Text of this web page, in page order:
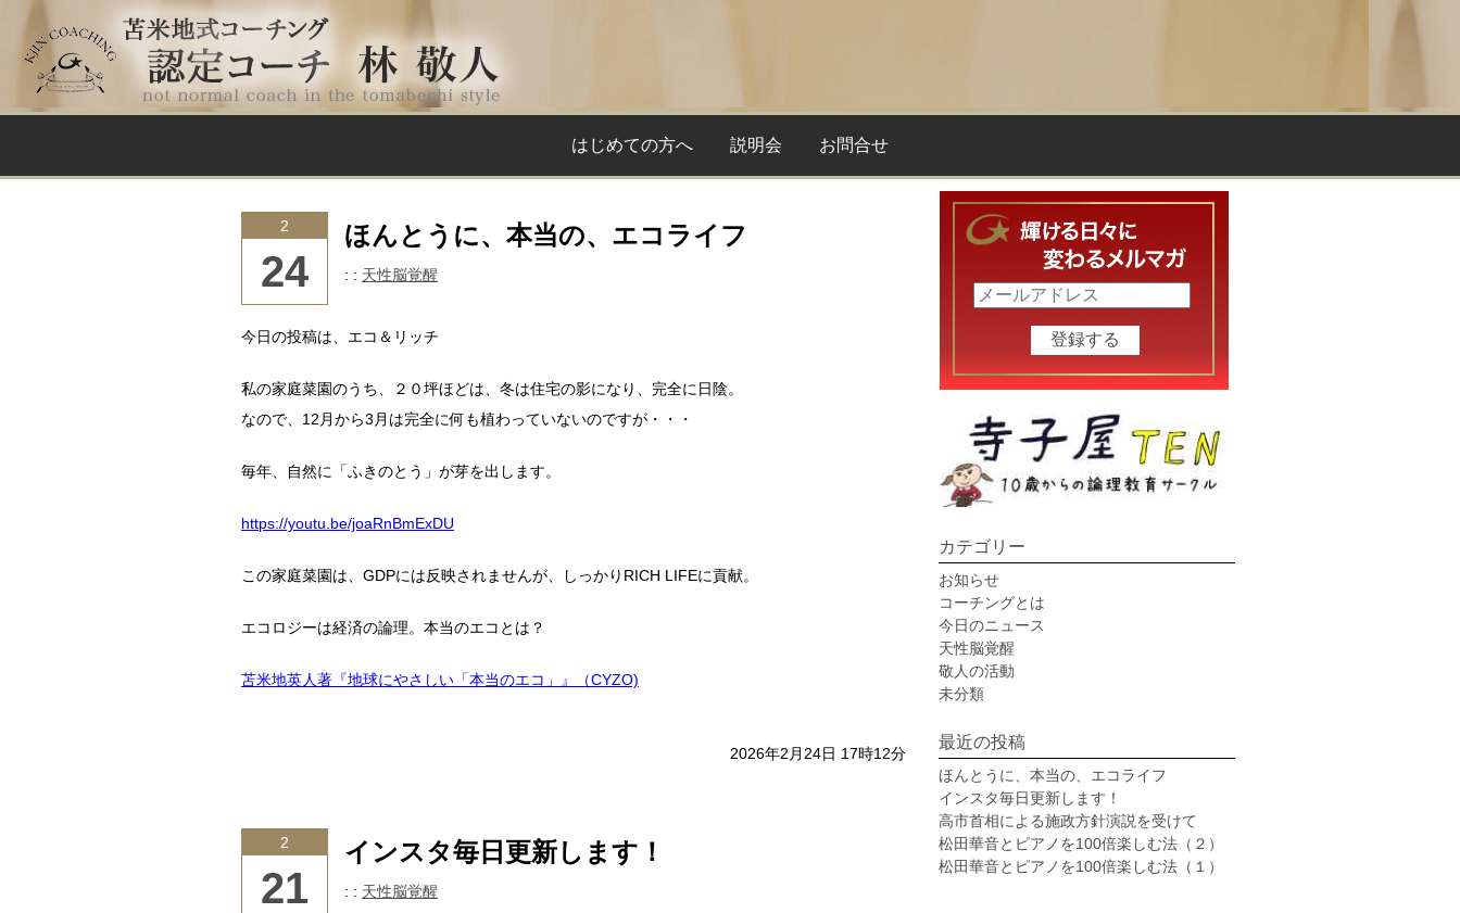
はじめての方へ 説明会 お問合せ
2
24
ほんとうに、本当の、エコライフ
: : 天性脳覚醒
今日の投稿は、エコ＆リッチ
私の家庭菜園のうち、２０坪ほどは、冬は住宅の影になり、完全に日陰。
なので、12月から3月は完全に何も植わっていないのですが・・・
毎年、自然に「ふきのとう」が芽を出します。
https://youtu.be/joaRnBmExDU
この家庭菜園は、GDPには反映されませんが、しっかりRICH LIFEに貢献。
エコロジーは経済の論理。本当のエコとは？
苫米地英人著『地球にやさしい「本当のエコ」』（CYZO)
2026年2月24日 17時12分
2
21
インスタ毎日更新します！
: : 天性脳覚醒
カテゴリー
お知らせ
コーチングとは
今日のニュース
天性脳覚醒
敬人の活動
未分類
最近の投稿
ほんとうに、本当の、エコライフ
インスタ毎日更新します！
高市首相による施政方針演説を受けて
松田華音とピアノを100倍楽しむ法（２）
松田華音とピアノを100倍楽しむ法（１）